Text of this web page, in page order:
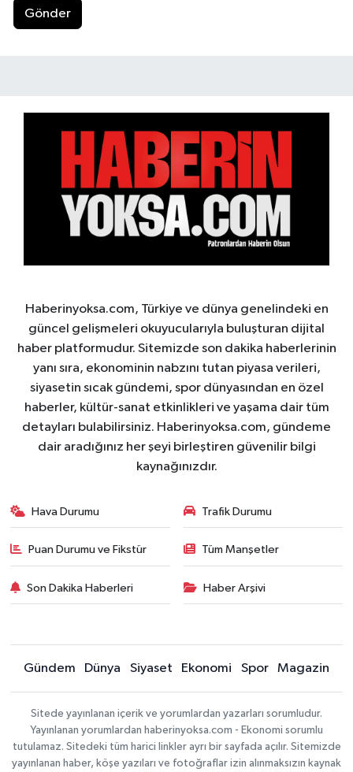
Gönder
Haberinyoksa.com, Türkiye ve dünya genelindeki en
güncel gelişmeleri okuyucularıyla buluşturan dijital
haber platformudur. Sitemizde son dakika haberlerinin
yanı sıra, ekonominin nabzını tutan piyasa verileri,
siyasetin sıcak gündemi, spor dünyasından en özel
haberler, kültür-sanat etkinlikleri ve yaşama dair tüm
detayları bulabilirsiniz. Haberinyoksa.com, gündeme
dair aradığınız her şeyi birleştiren güvenilir bilgi
kaynağınızdır.
Hava Durumu Trafik Durumu
Puan Durumu ve Fikstür Tüm Manşetler
Son Dakika Haberleri Haber Arşivi
Gündem Dünya Siyaset Ekonomi Spor Magazin
Sitede yayınlanan içerik ve yorumlardan yazarları sorumludur.
Yayınlanan yorumlardan haberinyoksa.com - Ekonomi sorumlu
tutulamaz. Sitedeki tüm harici linkler ayrı bir sayfada açılır. Sitemizde
yayınlanan haber, köşe yazıları ve fotoğraflar izin alınmaksızın kaynak